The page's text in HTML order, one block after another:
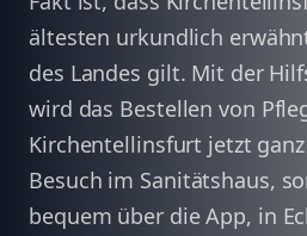
ältesten urkundlich
des Landes gilt. Mit der
wird das Bestellen von
Kirchentellinsfurt jetzt
Besuch im Sanitätshaus,
bequem über die App, in